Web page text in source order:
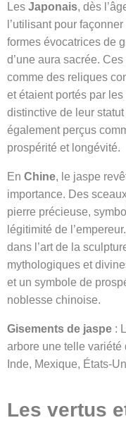
Les Japonais, dès
l’utilisant pour
formes évocatrices de
d’une aura sacrée.
comme des reliques
et étaient portés par
distinctive de leur
également perçus
prospérité et longévité.
En Chine, le jaspe
importance. Des
pierre précieuse,
légitimité de
dans l’art de la
mythologiques et
et un symbole de
noblesse chinoise.
Gisements de jaspe :
arbore une telle variété
Inde, Mexique, États-
Les vertus